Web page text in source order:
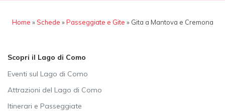
Home »Schede »Passeggiate e Gite » Gita a Mantova e Cremona
Scopri il Lago di Como
Eventi sul Lago di Como
Attrazioni del Lago di Como
Itinerari e Passeggiate